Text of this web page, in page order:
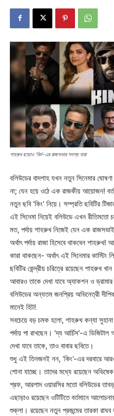
শাহরুখ ছাড়াও ‘কিং’-এর রাজসভার সদস্য যারা
বলিউডের বাদশাহ যখন নতুন সিনেমার
না; যেন হয়ে ওঠে এক রাজকীয় আয়োজন!
নতুন ছবি ‘কিং’ নিয়ে। সম্প্রতি ছবিটির
এই সিনেমা নিয়েই বলিউডে এখন রীতিমতো
মত, পর্দায় শাহরুখ নিজেই যেন এক রাজসভাই
অর্থাৎ পর্দায় রাজা হিসেবে থাকবেন
কারা থাকছেন- অর্থাৎ এই সিনেমার
ছবিটির কেন্দ্রীয় চরিত্রে রয়েছেন শাহরুখ
আবারও তাকে দেখা যাবে অ্যাকশন ও
বলিউডের অন্যতম জনপ্রিয় অভিনেত্রী
মানেই হিট!
সবচেয়ে বড় চমক হলো, শাহরুখ কন্যা সুহানা
পর্দায় পা রাখছেন। ‘দ্য আর্চিস’-এ
দেখা যাবে তাকে, তাও বাবার ছবিতে।
শুধু এই তিনজনই নন, ‘কিং’-এর দরবারে
শোনা যাচ্ছে। তাদের মধ্যে রয়েছেন
শ্রফ, আরশাদ ওয়ারসির মতো বলিউডের তাবড়
এছাড়াও রয়েছেন ওটিটিতে বর্তমানে
শুক্লা। রয়েছেন নতুন প্রজন্মের তারকা